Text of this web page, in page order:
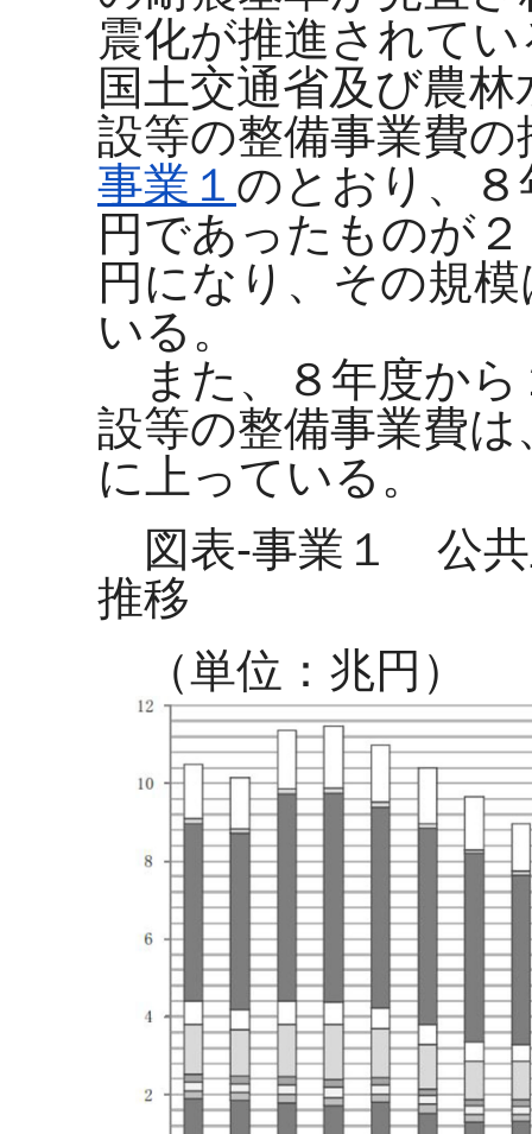
震化が推進されて
国土交通省及び農
設等の整備事業費
事業１ のとおり、
円であったものが
円になり、その規
いる。
また、８年度から
設等の整備事業費
に上っている。
図表-事業１ 公
推移
（単位：兆円）